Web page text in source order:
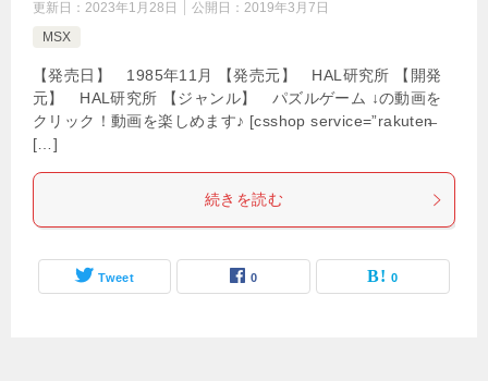
更新日： 2023年1月28日 公開日： 2019年3月7日
MSX
【発売日】 1985年11月 【発売元】 HAL研究所 【開発
元】 HAL研究所 【ジャンル】 パズルゲーム ↓の動画を
クリック！動画を楽しめます♪ [csshop service=”rakuten̶
[…]
続きを読む
Tweet 0 0